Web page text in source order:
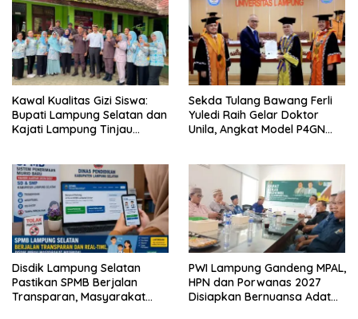
Lampung
Kawal Kualitas Gizi Siswa:
Bupati Lampung Selatan dan
Kajati Lampung Tinjau
Sekda Tulang Bawang Ferli
Yuledi Raih Gelar Doktor
Unila, Angkat Model P4GN
Disdik Lampung Selatan
Pastikan SPMB Berjalan
Transparan, Masyarakat
PWI Lampung Gandeng MPAL,
HPN dan Porwanas 2027
Disiapkan Bernuansa Adat